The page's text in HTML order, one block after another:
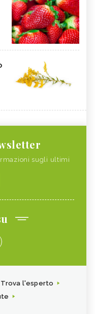
sugli ultimi
Trova l'esperto